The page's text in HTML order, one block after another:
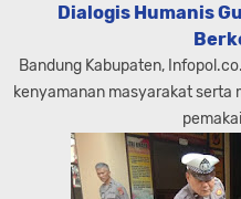
Dialogis Humanis
Bandung Kabupaten,
kenyamanan masyarakat serta